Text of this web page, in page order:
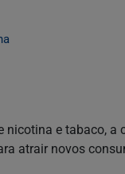
e tabaco, a
atrair novos